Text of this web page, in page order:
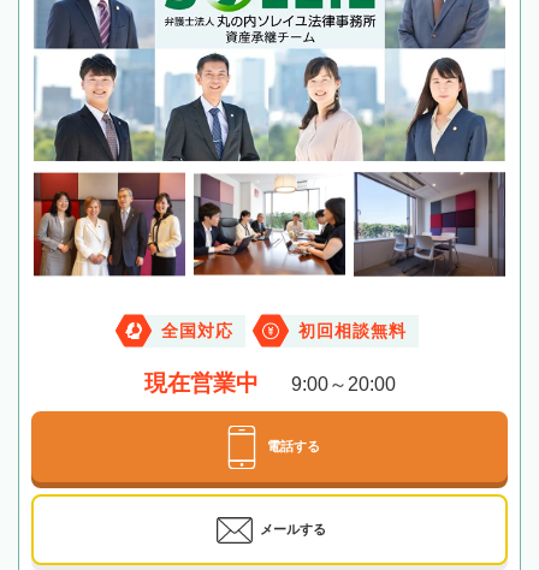
全国対応 初回相談無料
現在営業中 9:00～20:00
電話する
メールする